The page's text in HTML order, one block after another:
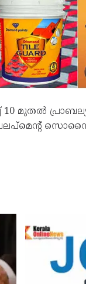
10 മുതൽ